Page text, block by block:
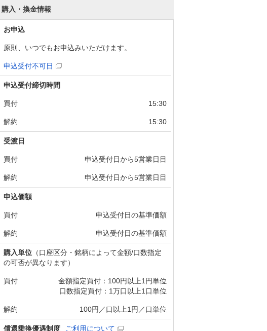
購入・換金情報
お申込
原則、いつでもお申込みいただけます。
申込受付不可日
申込受付締切時間
買付 15:30
解約 15:30
受渡日
買付 申込受付日から5営業日目
解約 申込受付日から5営業日目
申込価額
買付 申込受付日の基準価額
解約 申込受付日の基準価額
購入単位 （口座区分・銘柄によって金額/口数指定
の可否が異なります）
買付
金額指定買付：100円以上1円単位
口数指定買付：1万口以上1口単位
解約 100円／口以上1円／口単位
償還乗換優遇制度 ご利用について